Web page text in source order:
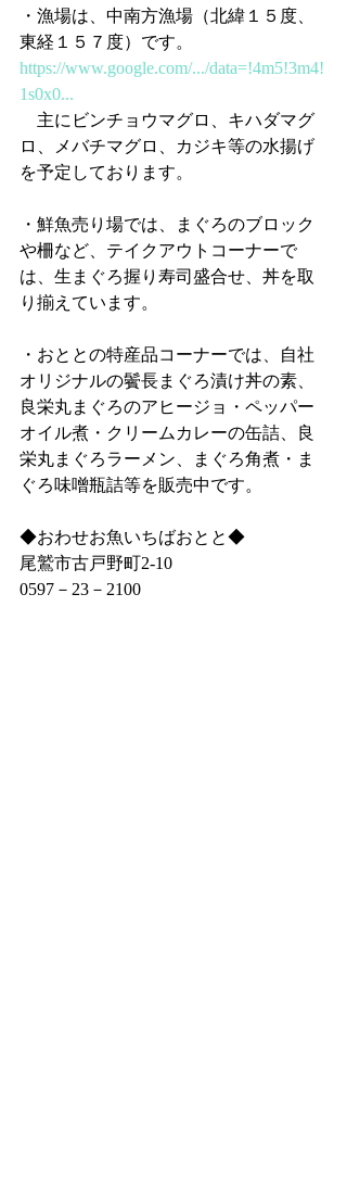
・漁場は、中南方漁場（北緯１５度、
東経１５７度）です。
https://www.google.com/.../data=!4m5!3m4!
1s0x0...
主にビンチョウマグロ、キハダマグ
ロ、メバチマグロ、カジキ等の水揚げ
を予定しております。
・鮮魚売り場では、まぐろのブロック
や柵など、テイクアウトコーナーで
は、生まぐろ握り寿司盛合せ、丼を取
り揃えています。
・おととの特産品コーナーでは、自社
オリジナルの鬢長まぐろ漬け丼の素、
良栄丸まぐろのアヒージョ・ペッパー
オイル煮・クリームカレーの缶詰、良
栄丸まぐろラーメン、まぐろ角煮・ま
ぐろ味噌瓶詰等を販売中です。
◆おわせお魚いちばおとと◆
尾鷲市古戸野町2‐10
0597－23－2100